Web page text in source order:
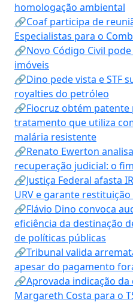
homologação ambiental
🔗Coaf participa de
Especialistas para o
🔗Novo Código Civil
imóveis
🔗Dino pede vista e STF
royalties do petróleo
🔗Fiocruz obtém patente
tratamento que utiliza
malária resistente
🔗Renato Ewerton
recuperação judicial: o
🔗Justiça Federal afasta
URV e garante
🔗Flávio Dino convoca
eficiência da destinação
de políticas públicas
🔗Tribunal valida
apesar do pagamento
🔗Aprovada indicação
Margareth Costa para o